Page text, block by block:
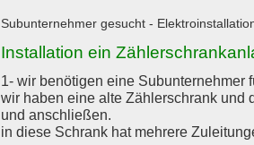
Subunternehmer gesucht -
Installation ein
1- wir benötigen eine Subunternehmer
wir haben eine alte Zählerschrank und
und anschließen.
in diese Schrank hat mehrere